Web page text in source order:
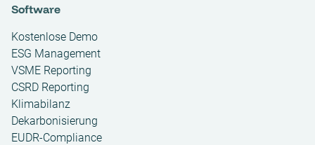
Software
Kostenlose Demo
ESG Management
VSME Reporting
CSRD Reporting
Klimabilanz
Dekarbonisierung
EUDR-Compliance